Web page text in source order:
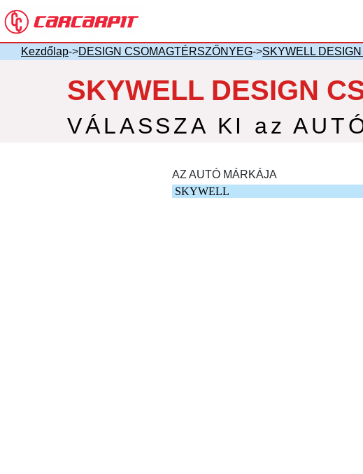
Kezdőlap->DESIGN CSOMAGTÉRSZŐNYEG->SKYWELL
SKYWELL DESIGN
VÁLASSZA KI az
AZ AUTÓ MÁRKÁJA